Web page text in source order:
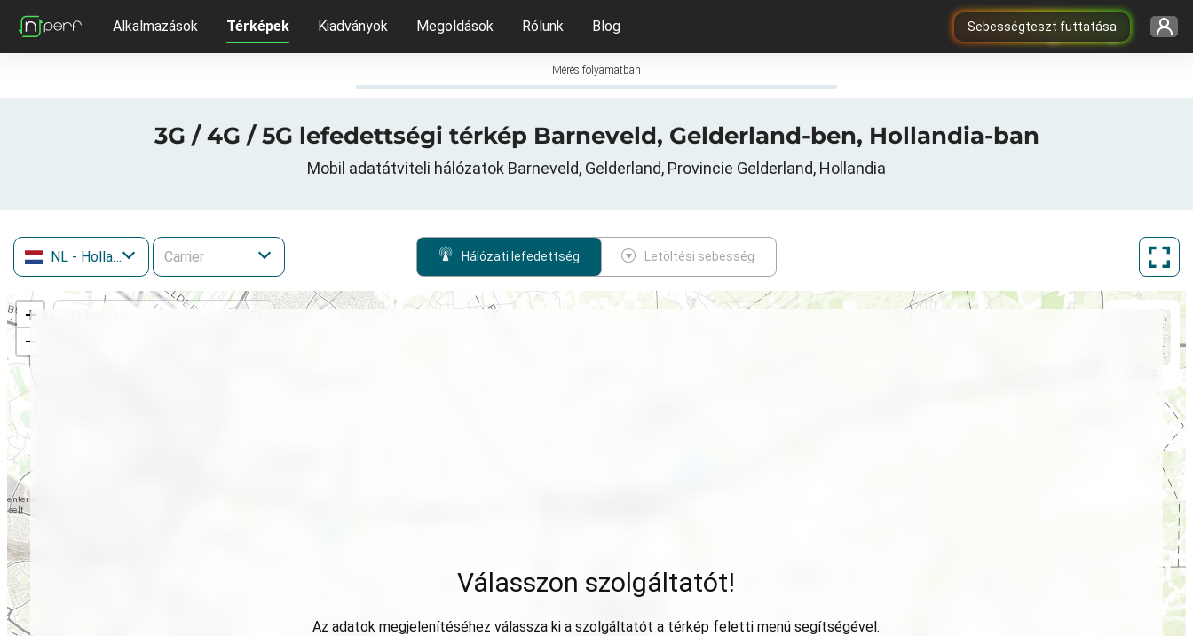
Sebességteszt futtatása
Alkalmazások Térképek Kiadványok Megoldások Rólunk Blog
Mérés folyamatban
3G / 4G / 5G lefedettségi térkép Barneveld, Gelderland-ben, Hollandia-ban
Mobil adatátviteli hálózatok Barneveld, Gelderland, Provincie Gelderland, Hollandia
NL - Hollandia Hálózati lefedettség Letöltési sebesség
+
−
Válasszon szolgáltatót!
Az adatok megjelenítéséhez válassza ki a szolgáltatót a térkép feletti menü segítségével.